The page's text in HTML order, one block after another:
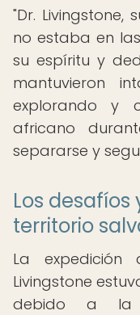
"Dr. Livingstone,
no estaba en
su espíritu y
mantuvieron
explorando y
africano
separarse y
Los desafíos
territorio
La
Livingstone
debido a la